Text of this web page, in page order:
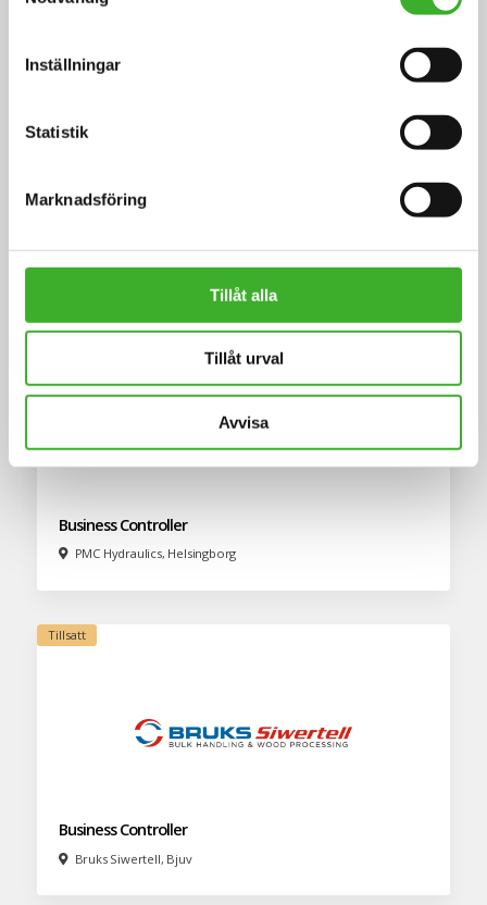
Inställningar
Statistik
Marknadsföring
Tillåt alla
Tillåt urval
Avvisa
Group Financial Controller
Business Controller
PMC Hydraulics, Helsingborg
Business Controller
Bruks Siwertell, Bjuv